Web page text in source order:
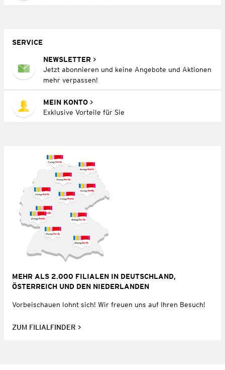
SERVICE
NEWSLETTER
Jetzt abonnieren und keine Angebote und Aktionen
mehr verpassen!
MEIN KONTO
Exklusive Vorteile für Sie
MEHR ALS 2.000 FILIALEN IN DEUTSCHLAND,
ÖSTERREICH UND DEN NIEDERLANDEN
Vorbeischauen lohnt sich! Wir freuen uns auf Ihren Besuch!
ZUM FILIALFINDER